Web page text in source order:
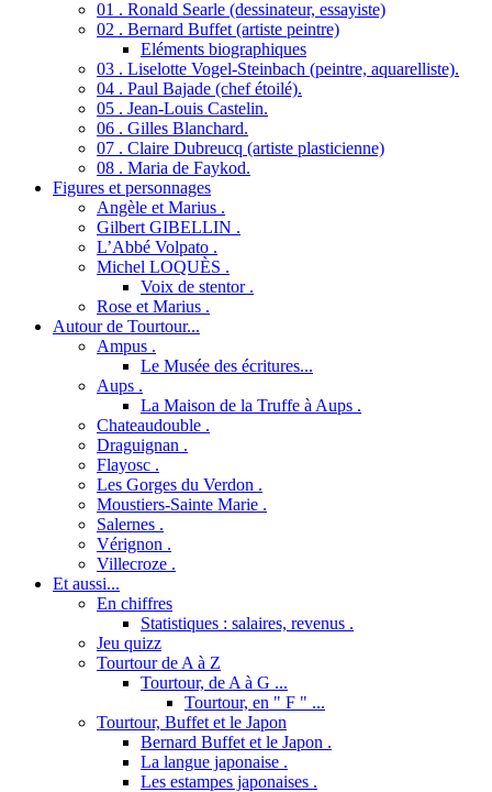
01 . Ronald Searle (dessinateur, essayiste)
02 . Bernard Buffet (artiste peintre)
Eléments biographiques
03 . Liselotte Vogel-Steinbach (peintre, aquarelliste).
04 . Paul Bajade (chef étoilé).
05 . Jean-Louis Castelin.
06 . Gilles Blanchard.
07 . Claire Dubreucq (artiste plasticienne)
08 . Maria de Faykod.
Figures et personnages
Angèle et Marius .
Gilbert GIBELLIN .
L’Abbé Volpato .
Michel LOQUÈS .
Voix de stentor .
Rose et Marius .
Autour de Tourtour...
Ampus .
Le Musée des écritures...
Aups .
La Maison de la Truffe à Aups .
Chateaudouble .
Draguignan .
Flayosc .
Les Gorges du Verdon .
Moustiers-Sainte Marie .
Salernes .
Vérignon .
Villecroze .
Et aussi...
En chiffres
Statistiques : salaires, revenus .
Jeu quizz
Tourtour de A à Z
Tourtour, de A à G ...
Tourtour, en " F " ...
Tourtour, Buffet et le Japon
Bernard Buffet et le Japon .
La langue japonaise .
Les estampes japonaises .